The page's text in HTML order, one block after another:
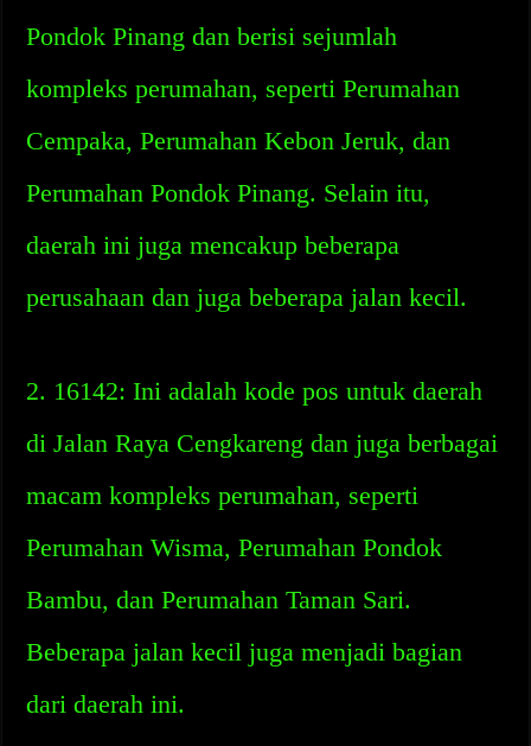
Pondok Pinang dan berisi sejumlah
kompleks perumahan, seperti Perumahan
Cempaka, Perumahan Kebon Jeruk, dan
Perumahan Pondok Pinang. Selain itu,
daerah ini juga mencakup beberapa
perusahaan dan juga beberapa jalan kecil.
2. 16142: Ini adalah kode pos untuk daerah
di Jalan Raya Cengkareng dan juga berbagai
macam kompleks perumahan, seperti
Perumahan Wisma, Perumahan Pondok
Bambu, dan Perumahan Taman Sari.
Beberapa jalan kecil juga menjadi bagian
dari daerah ini.